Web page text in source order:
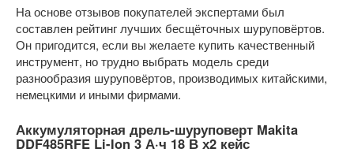
На основе отзывов покупателей экспертами был
составлен рейтинг лучших бесщёточных шуруповёртов.
Он пригодится, если вы желаете купить качественный
инструмент, но трудно выбрать модель среди
разнообразия шуруповёртов, производимых китайскими,
немецкими и иными фирмами.
Аккумуляторная дрель-шуруповерт Makita
DDF485RFE Li-Ion 3 А·ч 18 В х2 кейс